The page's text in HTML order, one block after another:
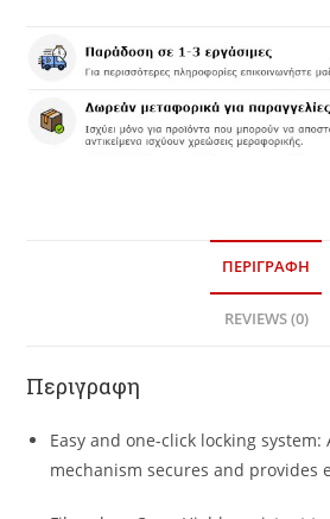
ΠΕΡΙΓΡΑΦΗ
REVIEWS (0)
Περιγραφη
Easy and one-click locking
mechanism secures and provides